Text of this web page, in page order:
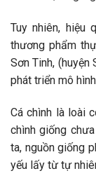
Tuy nhiên, hiệu
thương phẩm
Sơn Tinh, (huyện
phát triển mô
Cá chình là loài
chình giống
ta, nguồn giống
yếu lấy từ tự